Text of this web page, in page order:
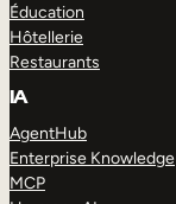
Éducation
Hôtellerie
Restaurants
IA
AgentHub
Enterprise Knowledge
MCP